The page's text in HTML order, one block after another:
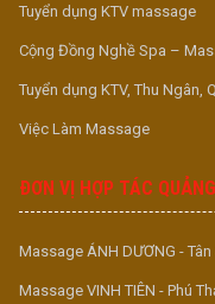
Tuyển dụng KTV massage
Cộng Đồng Nghề Spa –
Tuyển dụng KTV, Thu Ngân,
Việc Làm Massage
ĐƠN VỊ HỢP TÁC
Massage ÁNH DƯƠNG - Tân
Massage VINH TIÊN - Phú